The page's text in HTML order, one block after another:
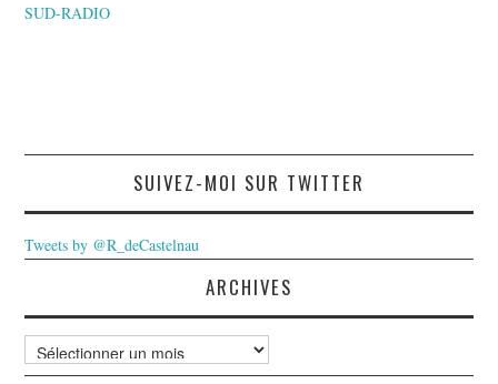
SUD-RADIO
SUIVEZ-MOI SUR TWITTER
Tweets by @R_deCastelnau
ARCHIVES
Archives